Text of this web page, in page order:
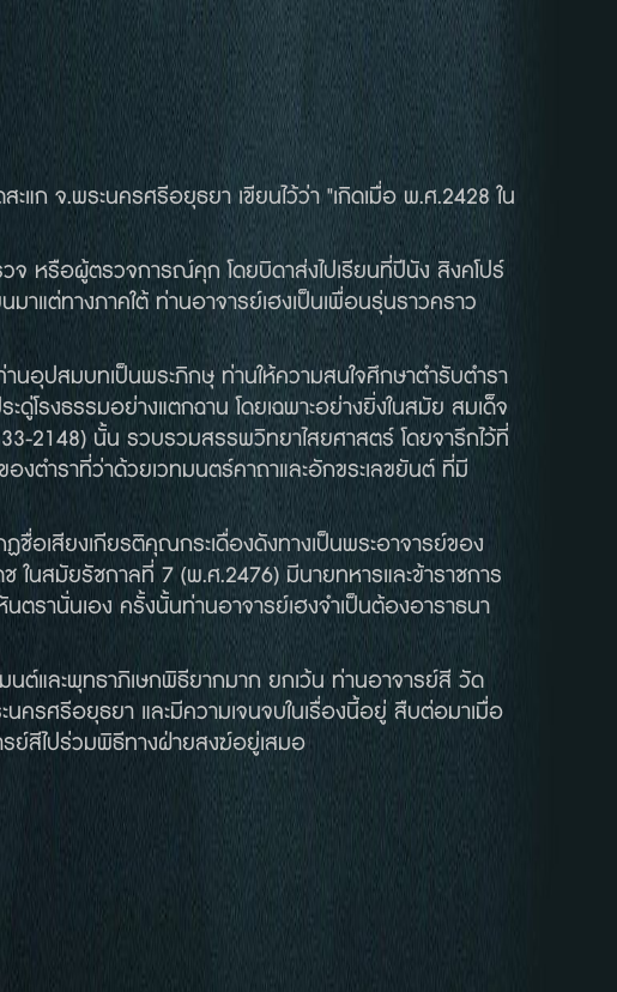
แก จ.พระนครศรีอยุธยา เขียนไว้ว่า "เกิดเมื่อ พ.ศ.2428 ใน
จ หรือผู้ตรวจการณ์คุก โดยบิดาส่งไปเรียนที่ปีนัง สิงคโปร์
มาแต่ทางภาคใต้ ท่านอาจารย์เฮงเป็นเพื่อนรุ่นราวคราว
นอุปสมบทเป็นพระภิกษุ ท่านให้ความสนใจศึกษาตำรับตำรา
โรงธรรมอย่างแตกฉาน โดยเฉพาะอย่างยิ่งในสมัย สมเด็จ
2148) นั้น รวบรวมสรรพวิทยาไสยศาสตร์ โดยจารึกไว้ที่
ตำราที่ว่าด้วยเวทมนตร์คาถาและอักขระเลขยันต์ ที่มี
อเสียงเกียรติคุณกระเดื่องดังทางเป็นพระอาจารย์ของ
ในสมัยรัชกาลที่ 7 (พ.ศ.2476) มีนายทหารและข้าราชการ
ตรานั่นเอง ครั้งนั้นท่านอาจารย์เฮงจำเป็นต้องอาราธนา
ต์และพุทธาภิเษกพิธียากมาก ยกเว้น ท่านอาจารย์สี วัด
ครศรีอยุธยา และมีความเจนจบในเรื่องนี้อยู่ สืบต่อมาเมื่อ
ย์สีไปร่วมพิธีทางฝ่ายสงฆ์อยู่เสมอ